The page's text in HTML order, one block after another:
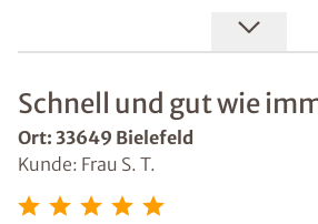
Durchführung besprochen und
sehr gut beraten und alles
sauber, zuverlässig und
waren freundlich, pünktlich und
genommen, alles verständlich zu
bleibt, aber mit der Ausführung der
Sehr pünktlich.
Schnell und gut wie
Ort: 33649 Bielefeld
Kunde: Frau S. T.